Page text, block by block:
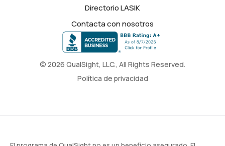
© 2026 QualSight, LLC., All Rights Reserved.
Política de privacidad
Directorio LASIK
Contacta con nosotros